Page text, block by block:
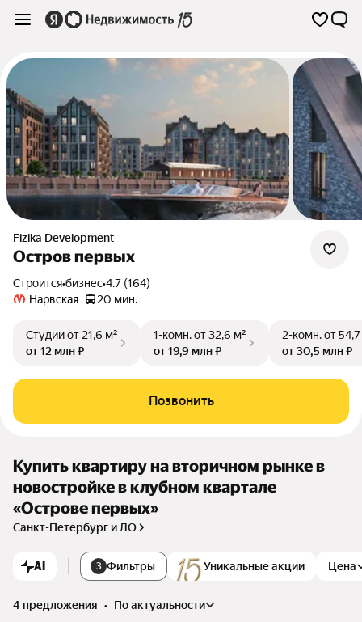
Fizika Development
Остров первых
Строится•бизнес•4.7 (164)
Нарвская
20 мин.
Студииот 21,6 м²
от 12 млн ₽
1-комн.от 32,6 м²
от 19,9 млн ₽
2-комн.от
от 30,5 млн ₽
Позвонить
Купить квартиру на вторичном рынке в
новостройке в клубном квартале
«Острове первых»
Санкт-Петербург и ЛО
AI 3 Фильтры Уникальные акции Цена
4 предложения •
по актуальности